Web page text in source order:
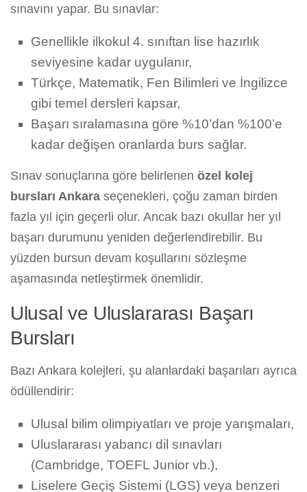
sınavını yapar. Bu sınavlar:
Genellikle ilkokul 4. sınıftan lise hazırlık
seviyesine kadar uygulanır,
Türkçe, Matematik, Fen Bilimleri ve İngilizce
gibi temel dersleri kapsar,
Başarı sıralamasına göre %10’dan %100’e
kadar değişen oranlarda burs sağlar.
Sınav sonuçlarına göre belirlenen özel kolej
bursları Ankara seçenekleri, çoğu zaman birden
fazla yıl için geçerli olur. Ancak bazı okullar her yıl
başarı durumunu yeniden değerlendirebilir. Bu
yüzden bursun devam koşullarını sözleşme
aşamasında netleştirmek önemlidir.
Ulusal ve Uluslararası Başarı
Bursları
Bazı Ankara kolejleri, şu alanlardaki başarıları ayrıca
ödüllendirir:
Ulusal bilim olimpiyatları ve proje yarışmaları,
Uluslararası yabancı dil sınavları
(Cambridge, TOEFL Junior vb.),
Liselere Geçiş Sistemi (LGS) veya benzeri